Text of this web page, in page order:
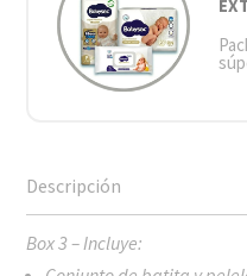
Box 3 – Incluye: